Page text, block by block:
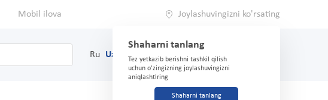
Mobil ilova Joylashuvingizni ko'rsating
Shaharni tanlang
Tez yetkazib berishni tashkil qilish
uchun o'zingizning joylashuvingizni
aniqlashtiring
Shaharni tanlang
Ru Uz (71) 200-03-03